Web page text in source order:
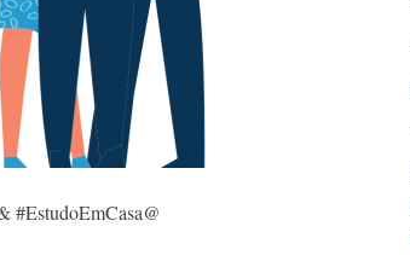
#EstudoEmCasa@